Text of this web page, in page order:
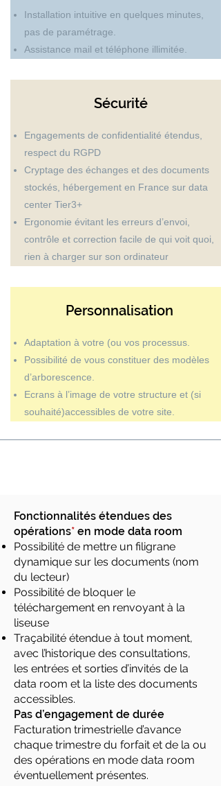
Installation intuitive en quelques minutes,
pas de paramétrage.
Assistance mail et téléphone illimitée.
Sécurité
Engagements de confidentialité étendus,
respect du RGPD
Cryptage des échanges et des documents
stockés, hébergement en France sur data
center Tier3+
Ergonomie évitant les erreurs d’envoi,
contrôle et correction facile de qui voit quoi,
rien à charger sur son ordinateur
Personnalisation
Adaptation à votre (ou vos processus.
Possibilité de vous constituer des modèles
d’arborescence.
Ecrans à l’image de votre structure et (si
souhaité)accessibles de votre site.
Fonctionnalités étendues des
opérations* en mode data room
Possibilité de mettre un filigrane
dynamique sur les documents (nom
du lecteur)
Possibilité de bloquer le
téléchargement en renvoyant à la
liseuse
Traçabilité étendue à tout moment,
avec l’historique des consultations,
les entrées et sorties d’invités de la
data room et la liste des documents
accessibles.
Pas d’engagement de durée
Facturation trimestrielle d’avance
chaque trimestre du forfait et de la ou
des opérations en mode data room
éventuellement présentes.